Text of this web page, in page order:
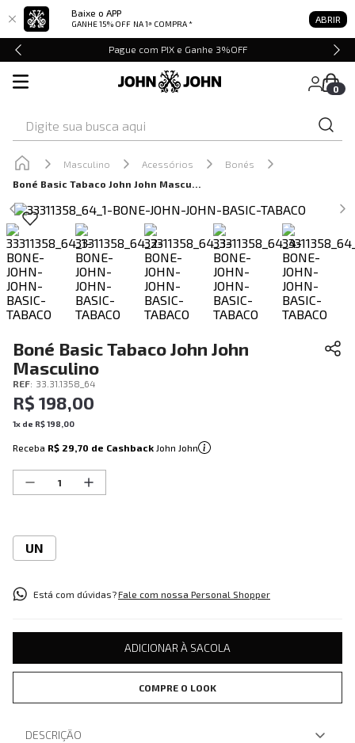
Baixe o APP
GANHE 15% OFF NA 1ª COMPRA * ABRIR
Pague com PIX e Ganhe 3%OFF
0
Masculino Acessórios
Bonés
Boné Basic Tabaco John John Masculino
Boné Basic Tabaco John John
Masculino
REF: 33.31.1358_64
R$ 198,00
1x de R$198 00
Receba R$ 29,70 de Cashback John John
UN
Está com dúvidas?Fale com nossa Personal Shopper
ADICIONAR À SACOLA
COMPRE O LOOK
DESCRIÇÃO